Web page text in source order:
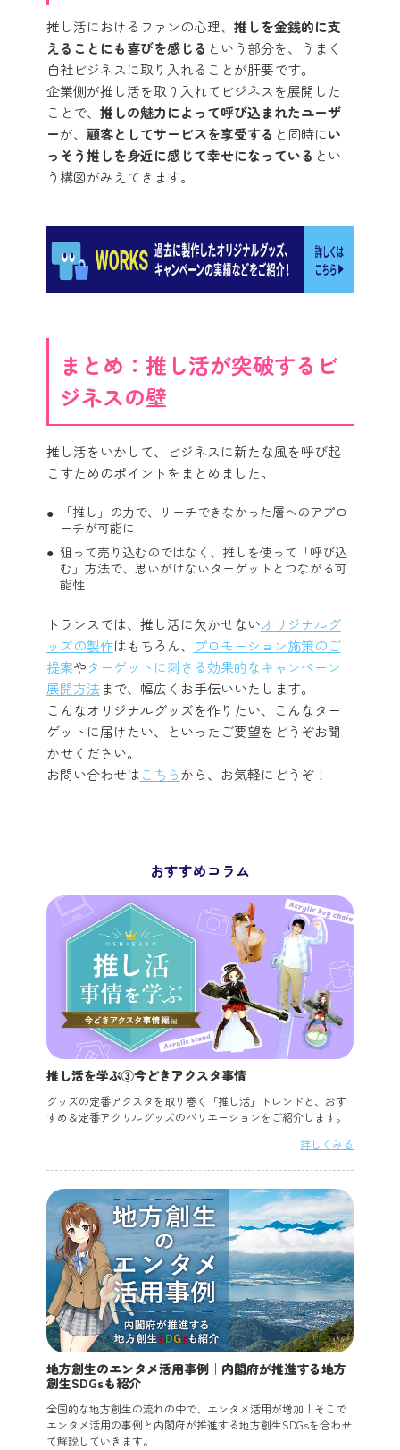
推し活におけるファンの心理、 推しを金銭的に支
えることにも喜びを感じる という部分を、うまく
自社ビジネスに取り入れることが肝要です。
企業側が推し活を取り入れてビジネスを展開した
ことで、 推しの魅力によって呼び込まれたユーザ
ーが、 顧客としてサービスを享受する と同時にい
っそう推しを身近に感じて幸せになっている とい
う構図がみえてきます。
まとめ：推し活が突破するビ
ジネスの壁
推し活をいかして、ビジネスに新たな風を呼び起
こすためのポイントをまとめました。
「推し」の力で、リーチできなかった層へのアプロ
ーチが可能に
狙って売り込むのではなく、推しを使って「呼び込
む」方法で、思いがけないターゲットとつながる可
能性
トランスでは、推し活に欠かせないオリジナルグ
ッズの製作はもちろん、
プロモーション施策のご
提案やターゲットに刺さる効果的なキャンペーン
展開方法まで、幅広くお手伝いいたします。
こんなオリジナルグッズを作りたい、こんなター
ゲットに届けたい、といったご要望をどうぞお聞
かせください。
お問い合わせはこちらから、お気軽にどうぞ！
おすすめコラム
推し活を学ぶ③今どきアクスタ事情
グッズの定番アクスタを取り巻く「推し活」トレンドと、おす
すめ＆定番アクリルグッズのバリエーションをご紹介します。
詳しくみる
地方創生のエンタメ活用事例｜内閣府が推進する地方
創生SDGsも紹介
全国的な地方創生の流れの中で、エンタメ活用が増加！そこで
エンタメ活用の事例と内閣府が推進する地方創生SDGsを合わせ
て解説していきます。